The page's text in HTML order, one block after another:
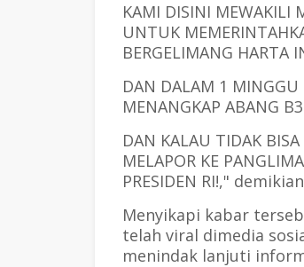
KAMI DISINI MEWAKILI
UNTUK
BERGELIMANG HARTA
DAN DALAM 1
MENANGKAP ABANG
DAN KALAU TIDAK
MELAPOR KE
PRESIDEN RI!,"
Menyikapi kabar
telah viral dimedia
menindak lanjuti